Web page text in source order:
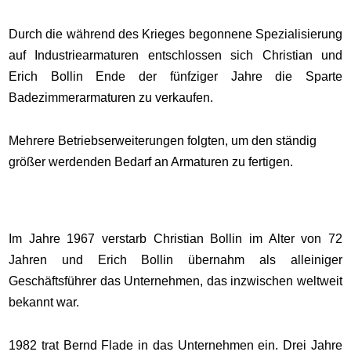
Durch die während des Krieges begonnene Spezialisierung
auf Industriearmaturen entschlossen sich Christian und
Erich Bollin Ende der fünfziger Jahre die Sparte
Badezimmerarmaturen zu verkaufen.
Mehrere Betriebserweiterungen folgten, um den ständig
größer werdenden Bedarf an Armaturen zu fertigen.
Im Jahre 1967 verstarb Christian Bollin im Alter von 72
Jahren und Erich Bollin übernahm als alleiniger
Geschäftsführer das Unternehmen, das inzwischen weltweit
bekannt war.
1982 trat Bernd Flade in das Unternehmen ein. Drei Jahre